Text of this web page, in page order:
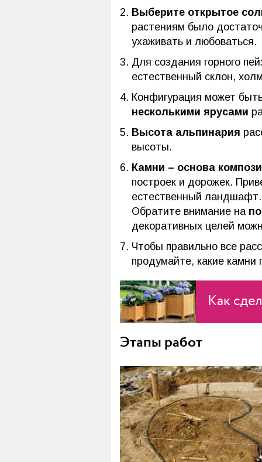
Выберите открытое
растениям было
ухаживать и любоваться.
Для создания горного
естественный склон,
Конфигурация может
несколькими ярусами
Высота альпинария
высоты.
Камни – основа
построек и дорожек.
естественный
Обратите внимание на
декоративных целей
Чтобы правильно все
продумайте, какие камни
Как
Этапы работ